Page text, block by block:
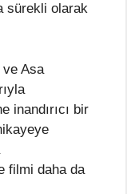
sürekli olarak
ve Asa
inandırıcı bir
filmi daha da